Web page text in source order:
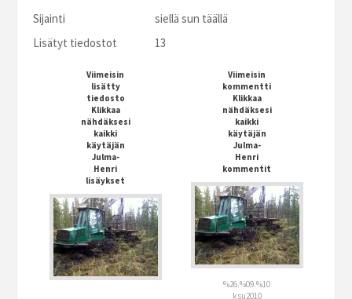
Sijainti
siellä sun täällä
Lisätyt tiedostot
13
Viimeisin
lisätty
tiedosto
Klikkaa
nähdäksesi
kaikki
käytäjän
Julma-
Henri
lisäykset
Viimeisin
kommentti
Klikkaa
nähdäksesi
kaikki
käytäjän
Julma-
Henri
kommentit
%26.%09.%10
ksu2010